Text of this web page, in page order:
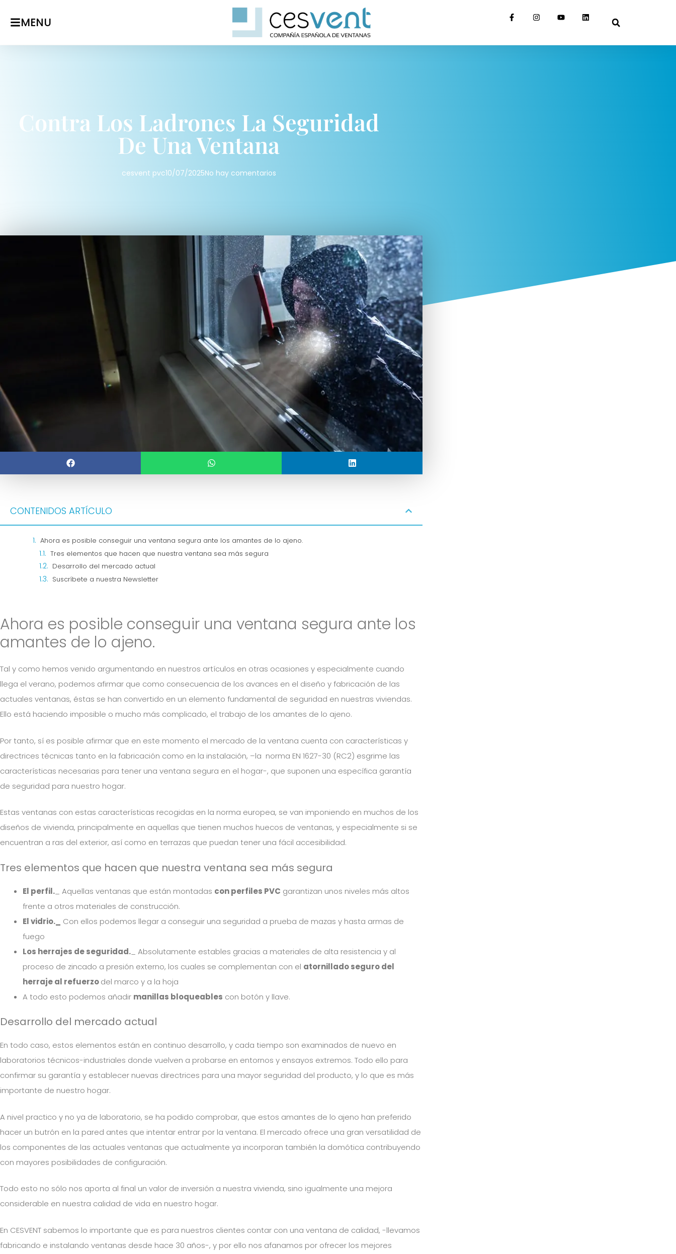
MENU
Contra Los Ladrones La Seguridad
De Una Ventana
cesvent pvc10/07/2025No hay comentarios
CONTENIDOS ARTÍCULO
Ahora es posible conseguir una ventana segura ante los amantes de lo ajeno.
Tres elementos que hacen que nuestra ventana sea más segura
Desarrollo del mercado actual
Suscríbete a nuestra Newsletter
Ahora es posible conseguir una ventana segura ante los
amantes de lo ajeno.
Tal y como hemos venido argumentando en nuestros artículos en otras ocasiones y especialmente cuando
llega el verano, podemos afirmar que como consecuencia de los avances en el diseño y fabricación de las
actuales ventanas, éstas se han convertido en un elemento fundamental de seguridad en nuestras viviendas.
Ello está haciendo imposible o mucho más complicado, el trabajo de los amantes de lo ajeno.
Por tanto, sí es posible afirmar que en este momento el mercado de la ventana cuenta con características y
directrices técnicas tanto en la fabricación como en la instalación, –la norma EN 1627-30 (RC2) esgrime las
características necesarias para tener una ventana segura en el hogar-, que suponen una específica garantía
de seguridad para nuestro hogar.
Estas ventanas con estas características recogidas en la norma europea, se van imponiendo en muchos de los
diseños de vivienda, principalmente en aquellas que tienen muchos huecos de ventanas, y especialmente si se
encuentran a ras del exterior, así como en terrazas que puedan tener una fácil accesibilidad.
Tres elementos que hacen que nuestra ventana sea más segura
El perfil. _ Aquellas ventanas que están montadas con perfiles PVC garantizan unos niveles más altos
frente a otros materiales de construcción.
El vidrio._
Con ellos podemos llegar a conseguir una seguridad a prueba de mazas y hasta armas de
fuego
Los herrajes de seguridad. _ Absolutamente estables gracias a materiales de alta resistencia y al
proceso de zincado a presión externo, los cuales se complementan con el atornillado seguro del
herraje al refuerzodel marco y a la hoja
A todo esto podemos añadir manillas bloqueables con botón y llave.
Desarrollo del mercado actual
En todo caso, estos elementos están en continuo desarrollo, y cada tiempo son examinados de nuevo en
laboratorios técnicos-industriales donde vuelven a probarse en entornos y ensayos extremos. Todo ello para
confirmar su garantía y establecer nuevas directrices para una mayor seguridad del producto, y lo que es más
importante de nuestro hogar.
A nivel practico y no ya de laboratorio, se ha podido comprobar, que estos amantes de lo ajeno han preferido
hacer un butrón en la pared antes que intentar entrar por la ventana. El mercado ofrece una gran versatilidad de
los componentes de las actuales ventanas que actualmente ya incorporan también la domótica contribuyendo
con mayores posibilidades de configuración.
Todo esto no sólo nos aporta al final un valor de inversión a nuestra vivienda, sino igualmente una mejora
considerable en nuestra calidad de vida en nuestro hogar.
En CESVENT sabemos lo importante que es para nuestros clientes contar con una ventana de calidad, -llevamos
fabricando e instalando ventanas desde hace 30 años-, y por ello nos afanamos por ofrecer los mejores